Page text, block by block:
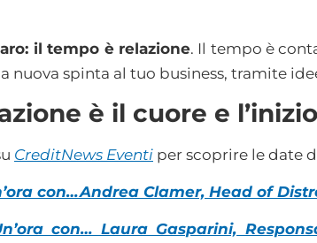
il tempo è relazione. Il tempo è
nuova spinta al tuo business, tramite
è il cuore e
CreditNews Eventi per scoprire le date
con…Andrea Clamer, Head of
con… Laura Gasparini,